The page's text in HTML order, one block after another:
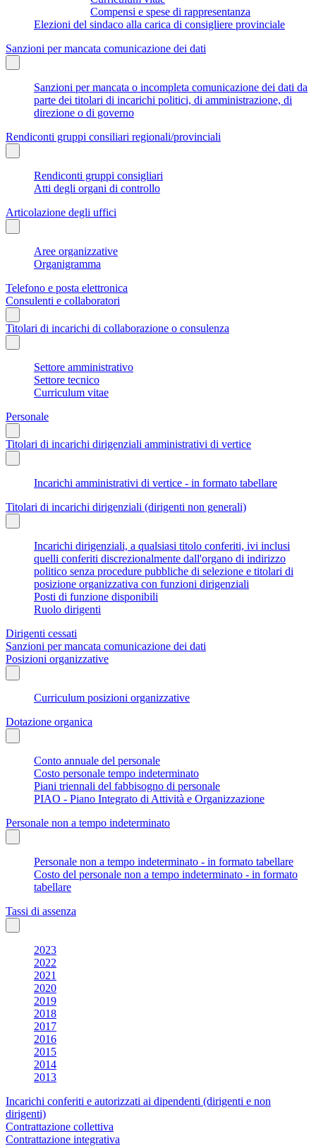
Compensi e spese di rappresentanza
Elezioni del sindaco alla carica di consigliere provinciale
Sanzioni per mancata comunicazione dei dati
Sanzioni per mancata o incompleta comunicazione dei dati da
parte dei titolari di incarichi politici, di amministrazione, di
direzione o di governo
Rendiconti gruppi consiliari regionali/provinciali
Rendiconti gruppi consigliari
Atti degli organi di controllo
Articolazione degli uffici
Aree organizzative
Organigramma
Telefono e posta elettronica
Consulenti e collaboratori
Titolari di incarichi di collaborazione o consulenza
Settore amministrativo
Settore tecnico
Curriculum vitae
Personale
Titolari di incarichi dirigenziali amministrativi di vertice
Incarichi amministrativi di vertice - in formato tabellare
Titolari di incarichi dirigenziali (dirigenti non generali)
Incarichi dirigenziali, a qualsiasi titolo conferiti, ivi inclusi
quelli conferiti discrezionalmente dall'organo di indirizzo
politico senza procedure pubbliche di selezione e titolari di
posizione organizzativa con funzioni dirigenziali
Posti di funzione disponibili
Ruolo dirigenti
Dirigenti cessati
Sanzioni per mancata comunicazione dei dati
Posizioni organizzative
Curriculum posizioni organizzative
Dotazione organica
Conto annuale del personale
Costo personale tempo indeterminato
Piani triennali del fabbisogno di personale
PIAO - Piano Integrato di Attività e Organizzazione
Personale non a tempo indeterminato
Personale non a tempo indeterminato - in formato tabellare
Costo del personale non a tempo indeterminato - in formato
tabellare
Tassi di assenza
2023
2022
2021
2020
2019
2018
2017
2016
2015
2014
2013
Incarichi conferiti e autorizzati ai dipendenti (dirigenti e non
dirigenti)
Contrattazione collettiva
Contrattazione integrativa